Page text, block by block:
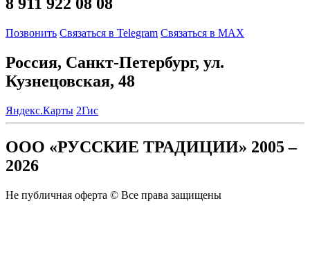
Позвонить Связаться в Telegram Связаться в MAX
Россия, Санкт-Петербург, ул.
Кузнецовская, 48
Яндекс.Карты 2Гис
ООО «РУССКИЕ ТРАДИЦИИ» 2005 –
2026
Не публичная оферта © Все права защищены